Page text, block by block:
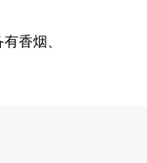
香烟、